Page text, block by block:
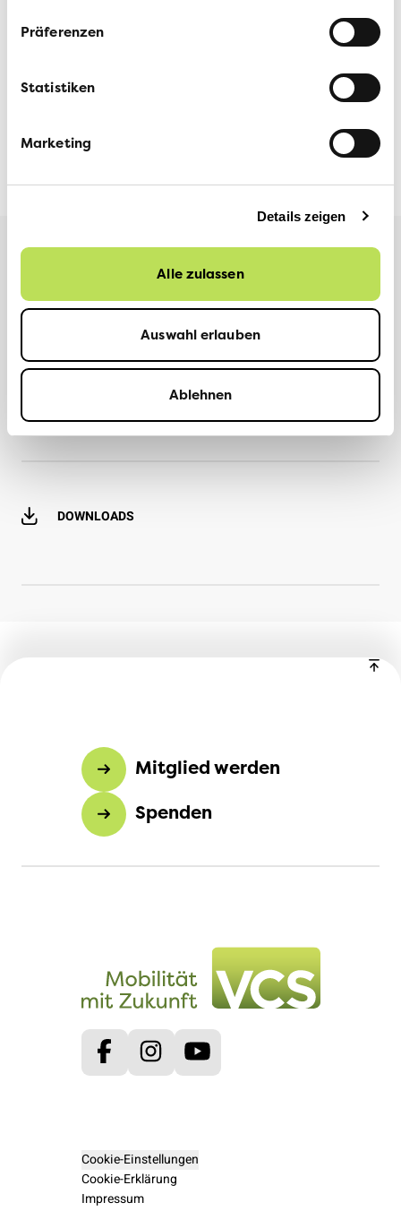
Präferenzen
Statistiken
Marketing
Details zeigen
Alle zulassen
Auswahl erlauben
Ablehnen
LinkedIn
DOWNLOADS
Mitglied werden
Spenden
FacebookInstagram
Cookie-Einstellungen
Cookie-Erklärung
Impressum